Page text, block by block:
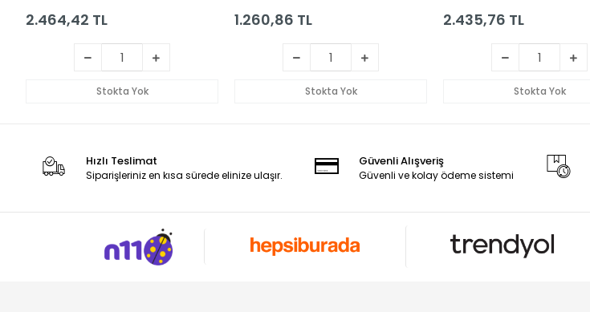
2.464,42 TL
Stokta Yok
1.260,86 TL
Stokta Yok
2.435,76 TL
Stokta Yok
Hızlı Teslimat
Siparişleriniz en kısa sürede elinize ulaşır.
Güvenli Alışveriş
Güvenli ve kolay ödeme sistemi